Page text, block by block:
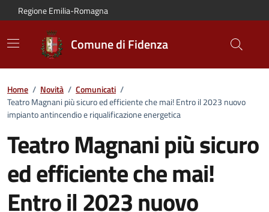
Vai al contenuto principale
Vai alla navigazione del sito
Vai al piede di pagina
Regione Emilia-Romagna
Comune di Fidenza
Home / Novità / Comunicati /
Teatro Magnani più sicuro ed efficiente che mai! Entro il 2023 nuovo
impianto antincendio e riqualificazione energetica
Teatro Magnani più sicuro
ed efficiente che mai!
Entro il 2023 nuovo